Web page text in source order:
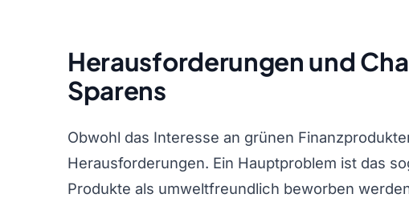
Herausforderungen und
Sparens
Obwohl das Interesse an grünen
Herausforderungen. Ein Hauptproblem ist das
Produkte als umweltfreundlich beworben